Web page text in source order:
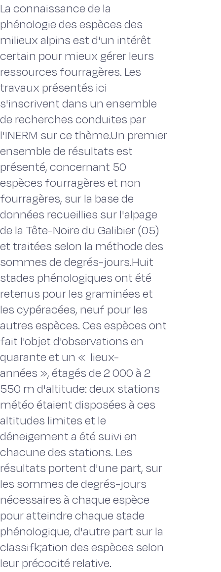
La connaissance de la
phénologie des espèces des
milieux alpins est d'un intérêt
certain pour mieux gérer leurs
ressources fourragères. Les
travaux présentés ici
s'inscrivent dans un ensemble
de recherches conduites par
l'INERM sur ce thème.Un premier
ensemble de résultats est
présenté, concernant 50
espèces fourragères et non
fourragères, sur la base de
données recueillies sur l'alpage
de la Tête-Noire du Galibier (05)
et traitées selon la méthode des
sommes de degrés-jours.Huit
stades phénoIogiques ont été
retenus pour les graminées et
les cypéracées, neuf pour les
autres espèces. Ces espèces ont
fait l'objet d'observations en
quarante et un « lieux-
années », étagés de 2 000 à 2
550 m d'altitude: deux stations
météo étaient disposées à ces
altitudes limites et le
déneigement a été suivi en
chacune des stations. Les
résultats portent d'une part, sur
les sommes de degrés-jours
nécessaires à chaque espèce
pour atteindre chaque stade
phénologique, d'autre part sur la
classifk;ation des espèces selon
leur précocité relative.